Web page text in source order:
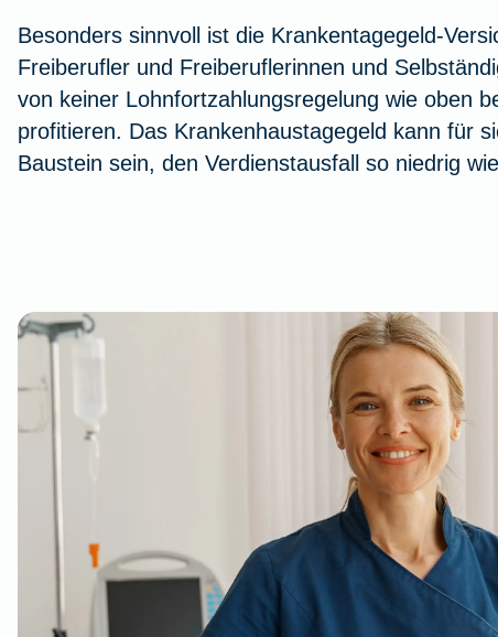
Besonders sinnvoll ist die Krankentagegeld-
Freiberufler und Freiberuflerinnen und
von keiner Lohnfortzahlungsregelung wie oben
profitieren. Das Krankenhaustagegeld kann für
Baustein sein, den Verdienstausfall so niedrig